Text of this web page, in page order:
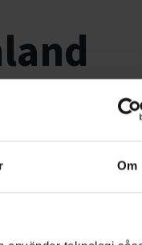
Om
- bredd
Starta en